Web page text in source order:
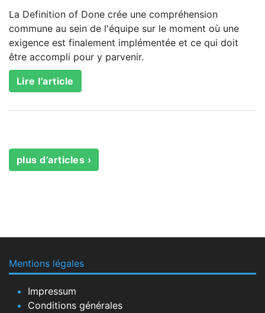
La Definition of Done crée une compréhension
commune au sein de l'équipe sur le moment où une
exigence est finalement implémentée et ce qui doit
être accompli pour y parvenir.
Lire l’article
plus d’articles ›
Mentions légales
Impressum
Conditions générales